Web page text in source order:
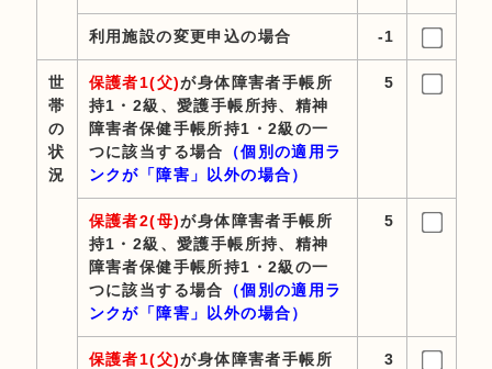
利用施設の変更申込の場合 -1
世
帯
の
状
況
保護者1(父)が身体障害者手帳所
持1・2級、愛護手帳所持、精神
障害者保健手帳所持1・2級の一
つに該当する場合
（個別の適用ラ
ンクが「障害」以外の場合）
5
保護者2(母)が身体障害者手帳所
持1・2級、愛護手帳所持、精神
障害者保健手帳所持1・2級の一
つに該当する場合
（個別の適用ラ
ンクが「障害」以外の場合）
5
保護者1(父)が身体障害者手帳所
3